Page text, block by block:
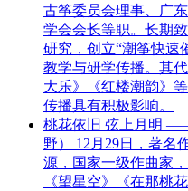
古筝委员会理事、广
学会会长等职。长期
研究，创立“潮筝快速
教学与研学传播。其
大乐》《红楼潮韵》
传播具有积极影响。
桃花依旧 弦上月明
野） 12月29日，著名
源，国家一级作曲家
《望星空》《在那桃